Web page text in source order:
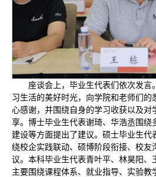
座谈会上，毕业生代表们依次发言
习生活的美好时光，向学院和老师们的
心感谢，并围绕自身的学习收获以及对
享。博士毕业生代表谢琦、华浩丞围绕
建设等方面提出了建议。硕士毕业生代
绕校企实践联动、硕博阶段衔接、校友
议。本科毕业生代表青叶平、林昊阳、
主要围绕课程体系、就业指导、实验教